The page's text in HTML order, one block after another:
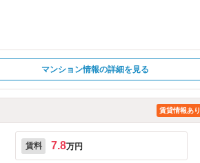
マンション情報の詳細を見る
賃貸情報あり
賃料 7.8万円